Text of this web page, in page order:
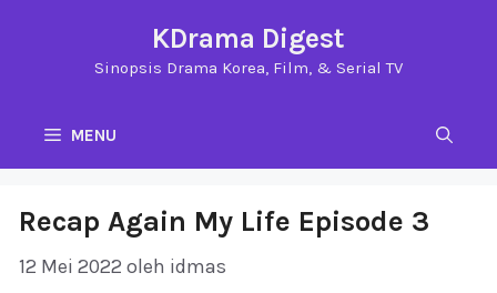
KDrama Digest
Sinopsis Drama Korea, Film, & Serial TV
MENU
Recap Again My Life Episode 3
12 Mei 2022 oleh idmas